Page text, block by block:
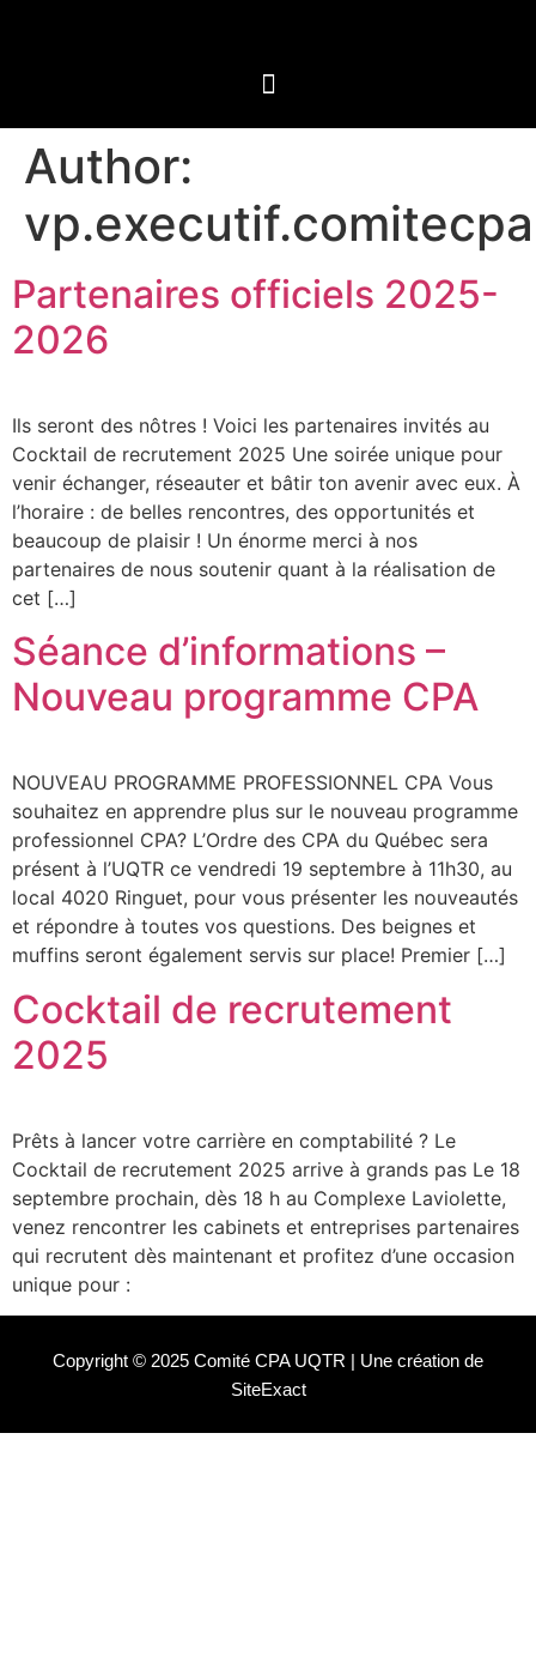
Author:
Partenaires officiels 2025-
2026
Ils seront des nôtres ! Voici les partenaires invités au
Cocktail de recrutement 2025 Une soirée unique pour
venir échanger, réseauter et bâtir ton avenir avec eux. À
l’horaire : de belles rencontres, des opportunités et
beaucoup de plaisir ! Un énorme merci à nos
partenaires de nous soutenir quant à la réalisation de
cet […]
Séance d’informations –
Nouveau programme CPA
NOUVEAU PROGRAMME PROFESSIONNEL CPA Vous
souhaitez en apprendre plus sur le nouveau programme
professionnel CPA? L’Ordre des CPA du Québec sera
présent à l’UQTR ce vendredi 19 septembre à 11h30, au
local 4020 Ringuet, pour vous présenter les nouveautés
et répondre à toutes vos questions. Des beignes et
muffins seront également servis sur place! Premier […]
Cocktail de recrutement
2025
Prêts à lancer votre carrière en comptabilité ? Le
Cocktail de recrutement 2025 arrive à grands pas Le 18
septembre prochain, dès 18 h au Complexe Laviolette,
venez rencontrer les cabinets et entreprises partenaires
qui recrutent dès maintenant et profitez d’une occasion
unique pour :
Copyright © 2025 Comité CPA UQTR | Une création de
SiteExact